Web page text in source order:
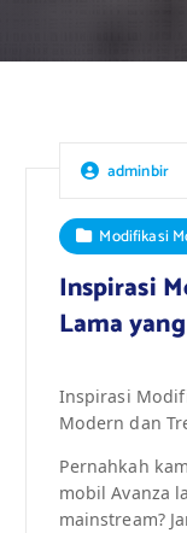
adminbir
Modifikasi
Inspirasi
Lama
Inspirasi
Modern dan
Pernahkah
mobil Avanza
mainstream?